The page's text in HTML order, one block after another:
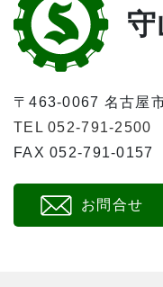
〒463-0067 名古屋
TEL 052-791-2500
FAX 052-791-0157
お問合せ